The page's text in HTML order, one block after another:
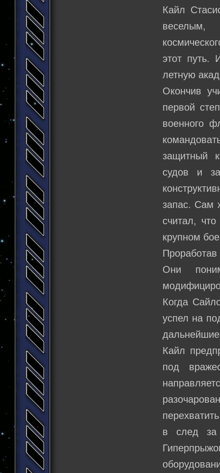
Кайл
веселым,
этот
летную
Окончив
первой
военного
защитный
судов и
запас. Сам
считал,
крупном
Они
Когда
успел на
Кайл
под
в след за